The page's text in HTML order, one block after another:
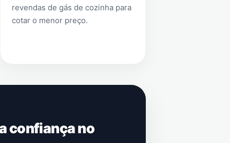
revendas de gás de cozinha para
cotar o menor preço.
confiança no